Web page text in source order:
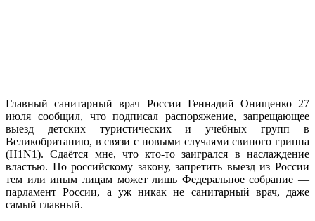
Главный санитарный врач России Геннадий Онищенко 27
июля сообщил, что подписал распоряжение, запрещающее
выезд детских туристических и учебных групп в
Великобританию, в связи с новыми случаями свиного гриппа
(H1N1). Сдаётся мне, что кто-то заигрался в наслаждение
властью. По российскому закону, запретить выезд из России
тем или иным лицам может лишь Федеральное собрание —
парламент России, а уж никак не санитарный врач, даже
самый главный.